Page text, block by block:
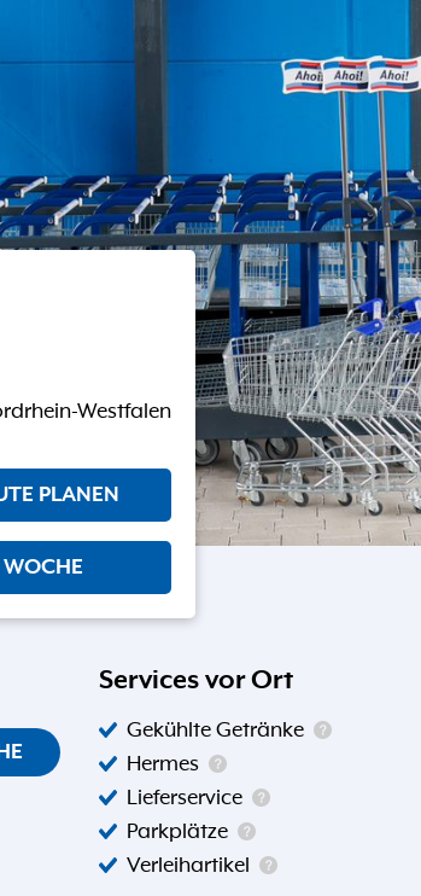
Westfalen
PLANEN
WOCHE
Services vor Ort
Gekühlte Getränke
Hermes
Lieferservice
Parkplätze
Verleihartikel